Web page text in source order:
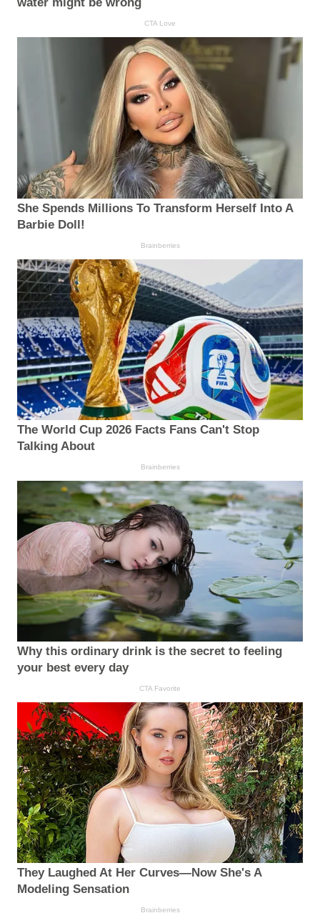
water might be wrong
CTA Love
She Spends Millions To Transform Herself Into A
Barbie Doll!
Brainberries
The World Cup 2026 Facts Fans Can't Stop
Talking About
Brainberries
Why this ordinary drink is the secret to feeling
your best every day
CTA Favorite
They Laughed At Her Curves—Now She's A
Modeling Sensation
Brainberries